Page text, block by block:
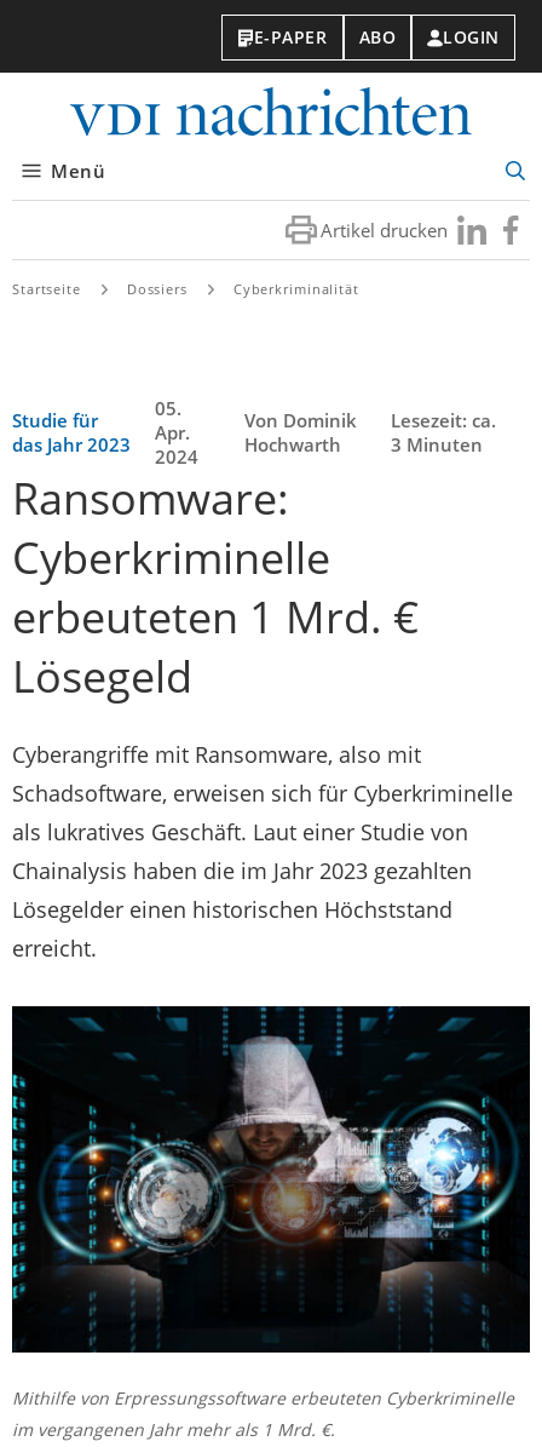
E-PAPER ABO LOGIN
Menü
Artikel drucken Besuchen
Sie
Sie
Startseite Dossiers Cyberkriminalität
Studie für
das Jahr 2023
05.
Apr.
2024
Von Dominik
Hochwarth
Lesezeit: ca.
3 Minuten
Ransomware:
Cyberkriminelle
erbeuteten 1 Mrd. €
Lösegeld
Cyberangriffe mit Ransomware, also mit
Schadsoftware, erweisen sich für Cyberkriminelle
als lukratives Geschäft. Laut einer Studie von
Chainalysis haben die im Jahr 2023 gezahlten
Lösegelder einen historischen Höchststand
erreicht.
Mithilfe von Erpressungssoftware erbeuteten Cyberkriminelle
im vergangenen Jahr mehr als 1 Mrd. €.